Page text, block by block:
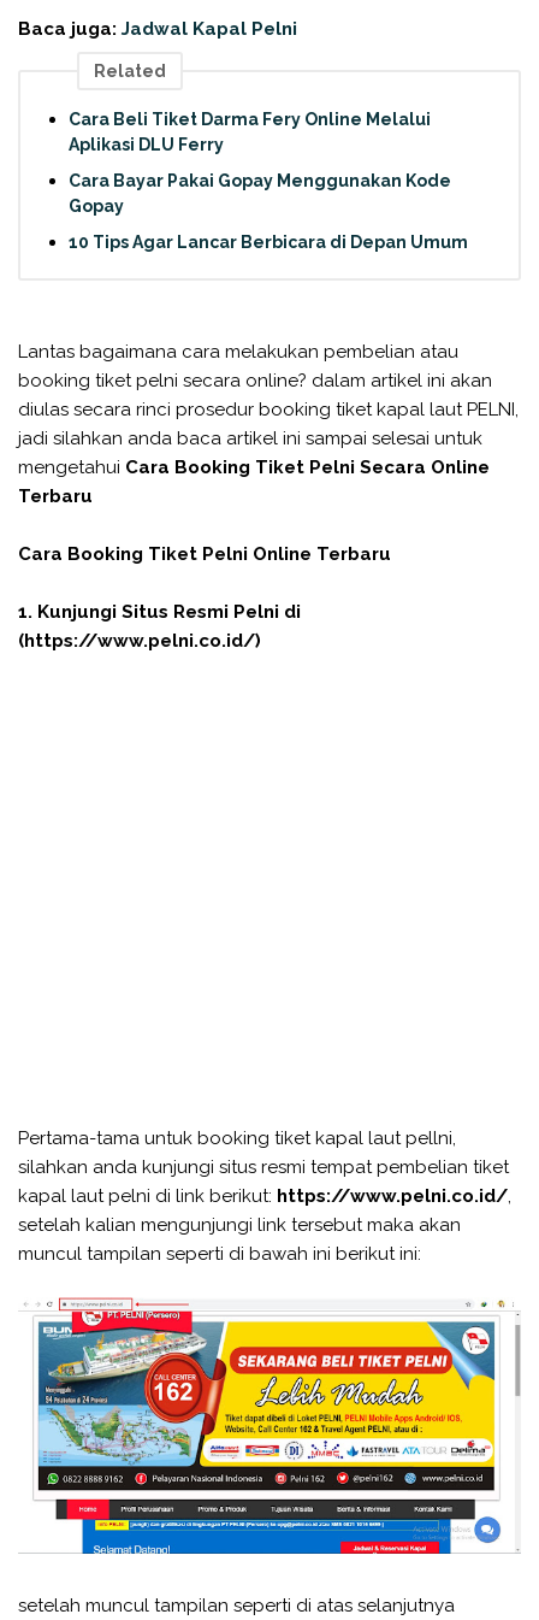
Baca juga: Jadwal Kapal Pelni
Related
Cara Beli Tiket Darma Fery Online Melalui
Aplikasi DLU Ferry
Cara Bayar Pakai Gopay Menggunakan Kode
Gopay
10 Tips Agar Lancar Berbicara di Depan Umum
Lantas bagaimana cara melakukan pembelian atau
booking tiket pelni secara online? dalam artikel ini akan
diulas secara rinci prosedur booking tiket kapal laut PELNI,
jadi silahkan anda baca artikel ini sampai selesai untuk
mengetahui Cara Booking Tiket Pelni Secara Online
Terbaru
Cara Booking Tiket Pelni Online Terbaru
1. Kunjungi Situs Resmi Pelni di
(https://www.pelni.co.id/)
Pertama-tama untuk booking tiket kapal laut pellni,
silahkan anda kunjungi situs resmi tempat pembelian tiket
kapal laut pelni di link berikut: https://www.pelni.co.id/,
setelah kalian mengunjungi link tersebut maka akan
muncul tampilan seperti di bawah ini berikut ini:
setelah muncul tampilan seperti di atas selanjutnya